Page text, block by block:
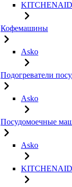
KITCHENAID
Кофемашины
Asko
Подогреватели
Asko
Посудомоечные
Asko
KITCHENAID